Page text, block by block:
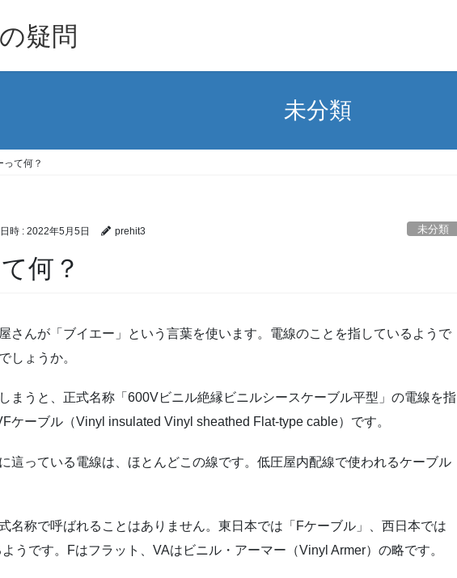
疑問
未分類
って何？
時 : 2022年5月5日 prehit3 未分類
何？
さんが「ブイエー」という言葉を使います。電線のことを指しているようで
しょうか。
まうと、正式名称「600Vビニル絶縁ビニルシースケーブル平型」の電線を指
ケーブル（Vinyl insulated Vinyl sheathed Flat-type cable）です。
這っている電線は、ほとんどこの線です。低圧屋内配線で使われるケーブル
名称で呼ばれることはありません。東日本では「Fケーブル」、西日本では
ようです。Fはフラット、VAはビニル・アーマー（Vinyl Armer）の略です。